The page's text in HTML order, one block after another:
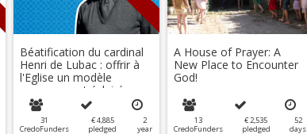
Béatification du cardinal
Henri de Lubac : offrir à
l'Eglise un modèle
courageux et éclairé
d’unité catholique et de
confiance en Dieu
31
CredoFunders
€ 4,885
pledged
2
year
A House of Prayer: A
New Place to Encounter
God!
13
CredoFunders
€ 2,535
pledged
52
days